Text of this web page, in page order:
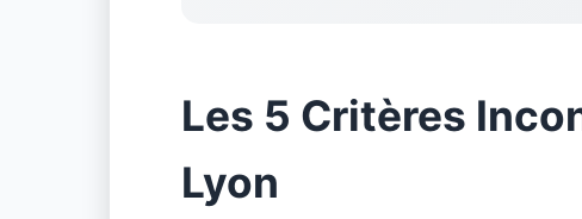
Les 5 Critères
Lyon